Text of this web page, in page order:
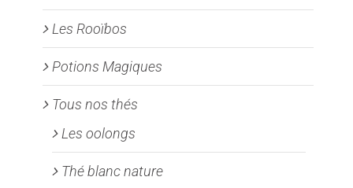
Les Rooïbos
Potions Magiques
Tous nos thés
Les oolongs
Thé blanc nature